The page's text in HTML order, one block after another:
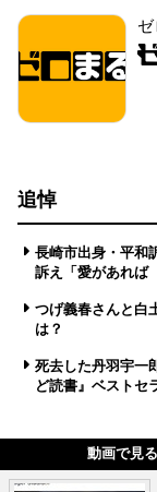
追悼
長崎市出身・平和
訴え「愛があれば
つげ義春さんと白
は？
死去した丹羽宇一
ど読書』ベストセ
動画で見る